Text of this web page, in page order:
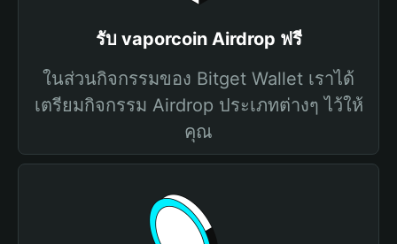
รับ vaporcoin Airdrop ฟรี
ในส่วนกิจกรรมของ Bitget Wallet เราได้
เตรียมกิจกรรม Airdrop ประเภทต่างๆ ไว้ให้
คุณ